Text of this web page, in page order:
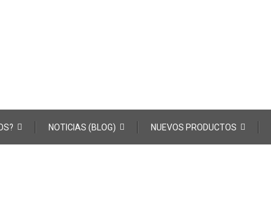
NOTICIAS (BLOG) NUEVOS PRODUCTOS